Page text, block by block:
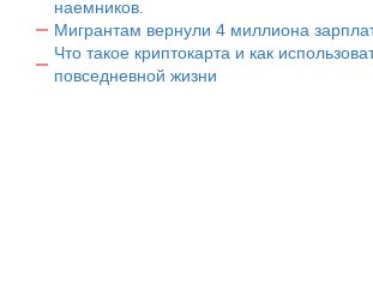
наемников.
Мигрантам вернули 4 миллиона
Что такое криптокарта и как
повседневной жизни